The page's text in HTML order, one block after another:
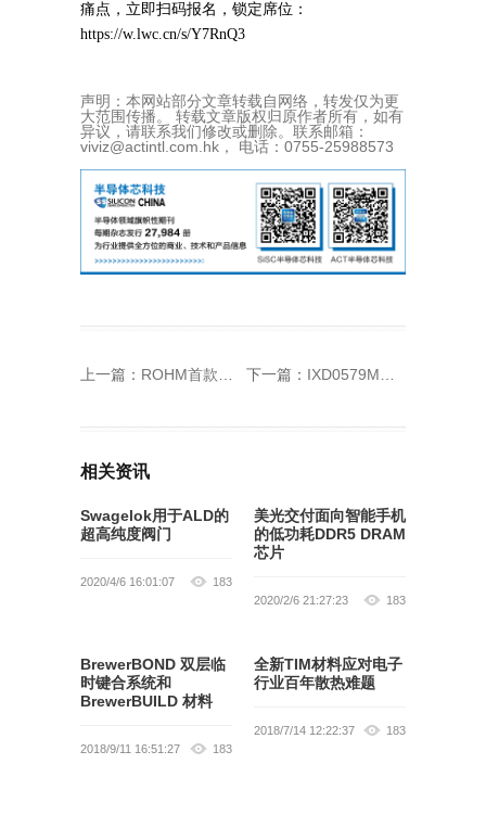
痛点，立即扫码报名，锁定席位：
https://w.lwc.cn/s/Y7RnQ3
声明：本网站部分文章转载自网络，转发仅为更
大范围传播。 转载文章版权归原作者所有，如有
异议，请联系我们修改或删除。联系邮箱：
viviz@actintl.com.hk， 电话：0755-25988573
上一篇： ROHM首款面向高耐压GaN器件驱动的隔离型栅极驱动器IC开始量产 下一篇： IXD0579M高压侧和低压侧栅极驱动器提供紧凑型即插即用解决方案
相关资讯
Swagelok用于ALD的
超高纯度阀门
2020/4/6 16:01:07 183
美光交付面向智能手机
的低功耗DDR5 DRAM
芯片
2020/2/6 21:27:23 183
BrewerBOND 双层临
时键合系统和
BrewerBUILD 材料
2018/9/11 16:51:27 183
全新TIM材料应对电子
行业百年散热难题
2018/7/14 12:22:37 183